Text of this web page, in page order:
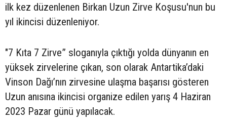
ilk kez düzenlenen Birkan Uzun Zirve Koşusu'nun bu
yıl ikincisi düzenleniyor.
"7 Kıta 7 Zirve” sloganıyla çıktığı yolda dünyanın en
yüksek zirvelerine çıkan, son olarak Antartika’daki
Vinson Dağı’nın zirvesine ulaşma başarısı gösteren
Uzun anısına ikincisi organize edilen yarış 4 Haziran
2023 Pazar günü yapılacak.